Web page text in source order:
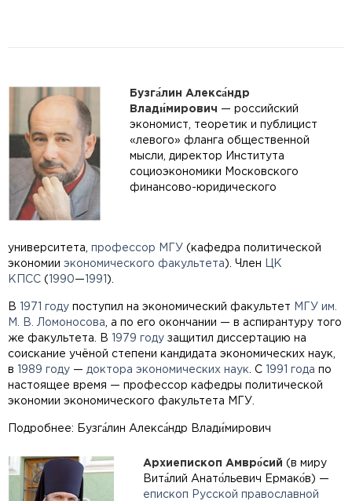
Бузга́лин Алекса́ндр
Влади́мирович — российский
экономист, теоретик и публицист
«левого» фланга общественной
мысли, директор Института
социоэкономики Московского
финансово-юридического
университета, профессор МГУ (кафедра политической
экономии экономического факультета ). Член
ЦК
КПСС ( 1990— 1991 ).
В 1971 году поступил на экономический факультет
МГУ им.
М. В. Ломоносова , а по его окончании — в аспирантуру того
же факультета. В
1979 году защитил диссертацию на
соискание учёной степени кандидата экономических наук,
в
1989 году — доктора экономических наук . C 1991 года по
настоящее время — профессор кафедры политической
экономии экономического факультета МГУ.
Подробнее: Бузга́лин Алекса́ндр Влади́мирович
Архиепископ Амвро́сий (в миру
Вита́лий Анато́льевич Ермако́в) —
епископ
Русской православной